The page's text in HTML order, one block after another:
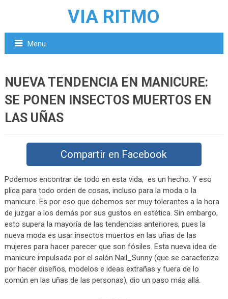
VIA RITMO
Menu
NUEVA TENDENCIA EN MANICURE:
SE PONEN INSECTOS MUERTOS EN
LAS UÑAS
Compartir en Facebook
Podemos encontrar de todo en esta vida, es un hecho. Y eso
plica para todo orden de cosas, incluso para la moda o la
manicure. Es por eso que debemos ser muy tolerantes a la hora
de juzgar a los demás por sus gustos en estética. Sin embargo,
esto supera la mayoría de las tendencias anteriores, pues la
nueva moda es usar insectos muertos en las uñas de las
mujeres para hacer parecer que son fósiles. Esta nueva idea de
manicure impulsada por el salón Nail_Sunny (que se caracteriza
por hacer diseños, modelos e ideas extrañas y fuera de lo
común en las uñas de las personas), dio un paso más allá.